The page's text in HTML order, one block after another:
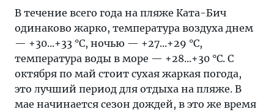
В течение всего года на пляже Ката-Бич
одинаково жарко, температура воздуха днем
— +30...+33 °С, ночью — +27...+29 °С,
температура воды в море — +28...+30 °С. С
октября по май стоит сухая жаркая погода,
это лучший период для отдыха на пляже. В
мае начинается сезон дождей, в это же время